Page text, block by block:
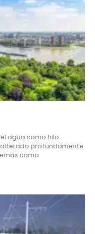
agua como hilo
profundamente
como